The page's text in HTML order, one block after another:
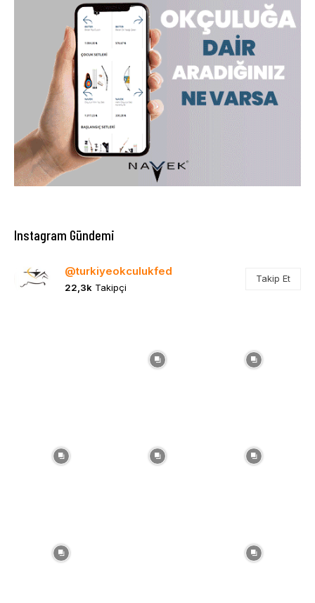
Instagram Gündemi
@turkiyeokculukfed
22,3k Takipçi
Takip Et